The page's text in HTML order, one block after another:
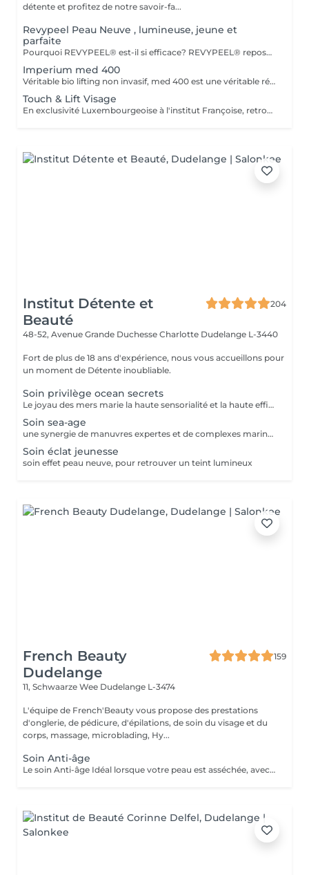
détente et profitez de notre savoir-fa...
Revypeel Peau Neuve , lumineuse, jeune et
parfaite
Pourquoi REVYPEEL® est-il si efficace? REVYPEEL® repose sur une combinaison exclusive de trois acides aux actions complémentaires : Des Résultats Visibles et Durables Effet "peau neuve" : Exfoliation contrôlée pour une texture affínée, un teint éclatant et uniformisé. Anti-âge : Stimulation de la production de collagène pour une peau ferme et repulpée. Anti-imperfections : Réduction des rides, cicatrices d'acné et pores dilatés. Éclaircissant : Diminution des taches pigmentaires et prévention des récidives. 3. Adapté à Tous les Types de Peau , REVYPEEL® s'adapte à chaque besoin : Version LOW : Pour une exfoliation douce, idéale pour les peaux sensibles ou en entretien. 4. Sécurité et Confort Contrôle optimal :pas de risques d'irritation ou de rougeurs. Contrairement aux peelings agressifs, REVYPEEL® offre une récupération rapide
Imperium med 400
Véritable bio lifting non invasif, med 400 est une véritable révolution dans le domaine de l'esthétique. Combinant la diathermologie et la diathermo-concentration, cette technique va complètement régénérer la peau, raffermir les muscles faciaux, vascularisé les tissus profonds, ré oxygéner les tissus du visage, traiter le relâchement, les rides faciales et le cou. Le traitement va débarrasser la peau de toutes ses impuretés. Puis,la sonophorèse, innovation agissant comme une mésothérapie sans aiguilles, va permettre la pénétration de tous les actifs. Les résultats sont visibles dès la première séance. Cure de 6 soins - Prix 1100
Touch & Lift Visage
En exclusivité Luxembourgeoise à l'institut Françoise, retrouvez la solution naturelle, non invasive et efficace pour répondre à votre souhait de rajeunissement durable. Le visage, l'ovale et le cou sont redessinés et retrouvent leur tonicité, les rides et plis s'atténuent, le regard retrouve sa luminosité. Les résultats sont visibles dès la première séance. Chaque traitement doit être fait tous les deux mois. Cure de 3 Soins - Prix 1029 Cure de 5 Soins - Prix 1560
Institut Détente et
Beauté
204
48-52, Avenue Grande Duchesse Charlotte Dudelange L-3440
Fort de plus de 18 ans d'expérience, nous vous accueillons pour
un moment de Détente inoubliable.
Soin privilège ocean secrets
Le joyau des mers marie la haute sensorialité et la haute efficacité pour ce soin anti-âge d'exception
Soin sea-age
une synergie de manuvres expertes et de complexes marins revitalisants, ce soin lisse les rides, raffermit la peau et redonne éclat et vitalité au teint.
Soin éclat jeunesse
soin effet peau neuve, pour retrouver un teint lumineux
French Beauty
Dudelange
159
11, Schwaarze Wee Dudelange L-3474
L'équipe de French'Beauty vous propose des prestations
d'onglerie, de pédicure, d'épilations, de soin du visage et du
corps, massage, microblading, Hy...
Soin Anti-âge
Le soin Anti-âge Idéal lorsque votre peau est asséchée, avec rides et ridules, relâchement et perte de fermeté. Votre peau sera revitalisée, énergisée. Ce soin sert à ralentir et prévenir la dégradation cellulaire. Le soin contour des yeux est inclus.